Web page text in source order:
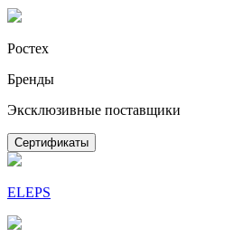
Ростех
Бренды
Эксклюзивные поставщики
Сертификаты
ELEPS